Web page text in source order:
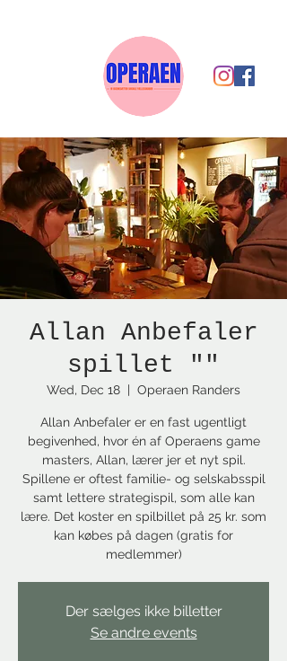
Allan Anbefaler
spillet ""
Wed, Dec 18
  |
Operaen Randers
Allan Anbefaler er en fast ugentligt
begivenhed, hvor én af Operaens game
masters, Allan, lærer jer et nyt spil.
Spillene er oftest familie- og selskabsspil
samt lettere strategispil, som alle kan
lære. Det koster en spilbillet på 25 kr. som
kan købes på dagen (gratis for
medlemmer)
Der sælges ikke billetter
Se andre events